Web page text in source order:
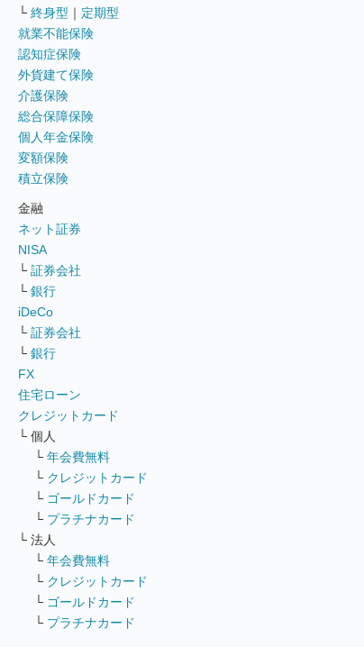
└ 終身型 ｜ 定期型
就業不能保険
認知症保険
外貨建て保険
介護保険
総合保障保険
個人年金保険
変額保険
積立保険
金融
ネット証券
NISA
└ 証券会社
└ 銀行
iDeCo
└ 証券会社
└ 銀行
FX
住宅ローン
クレジットカード
└ 個人
└ 年会費無料
└ クレジットカード
└ ゴールドカード
└ プラチナカード
└ 法人
└ 年会費無料
└ クレジットカード
└ ゴールドカード
└ プラチナカード